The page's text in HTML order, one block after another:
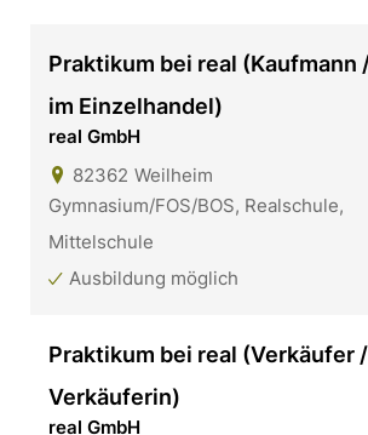
Praktikum bei real (Kaufmann
im Einzelhandel)
real GmbH
82362 Weilheim
Gymnasium/FOS/BOS, Realschule,
Mittelschule
Ausbildung möglich
Praktikum bei real (Verkäufer /
Verkäuferin)
real GmbH